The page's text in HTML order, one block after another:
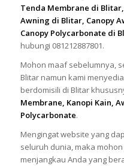
Tenda Membrane di
Awning di Blitar, Canopy
Canopy Polycarbonate di
hubungi 081212887801.
Mohon maaf sebelumnya,
Blitar namun kami
berdomisili di Blitar
Membrane, Kanopi Kain,
Polycarbonate.
Mengingat website yang
seluruh dunia, maka
menjangkau Anda yang